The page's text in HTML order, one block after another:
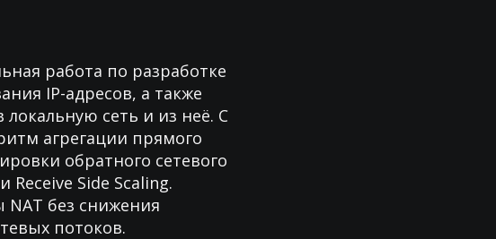
работа по разработке
IP-адресов, а также
сеть и из неё. С
агрегации прямого
обратного сетевого
Side Scaling.
без снижения
потоков.